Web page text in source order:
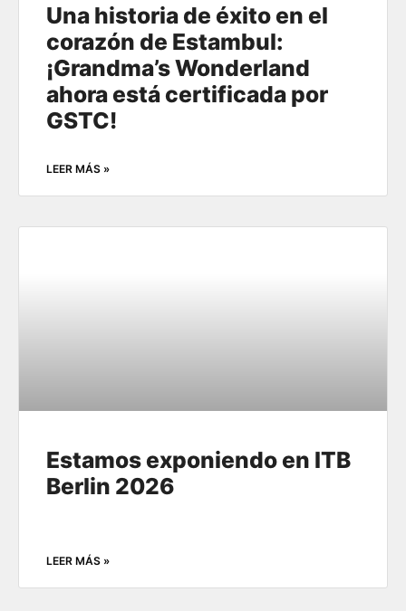
Una historia de éxito en el
corazón de Estambul:
¡Grandma’s Wonderland
ahora está certificada por
GSTC!
LEER MÁS »
Estamos exponiendo en ITB
Berlin 2026
LEER MÁS »